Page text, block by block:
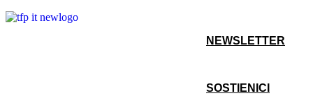
NEWSLETTER
SOSTIENICI